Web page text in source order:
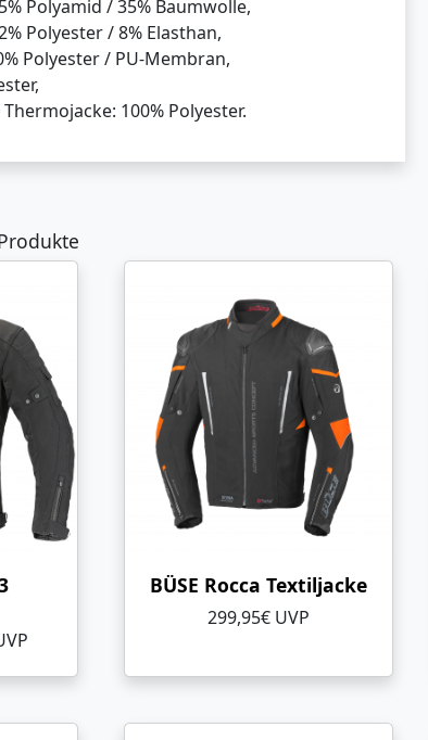
Polyamid / 35% Baumwolle,
Polyester / 8% Elasthan,
Polyester / PU-Membran,
100% Polyester.
BÜSE Rocca Textiljacke
299,95€ UVP